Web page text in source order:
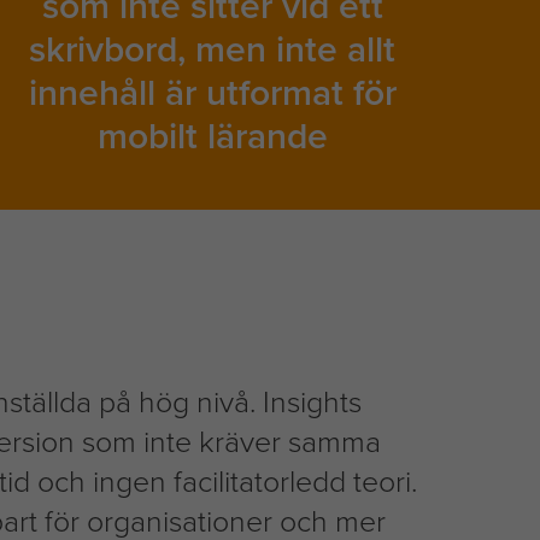
skrivbord, men inte allt
innehåll är utformat för
mobilt lärande
på hög nivå. Insights
som inte kräver samma
och ingen facilitatorledd teori.
för organisationer och mer